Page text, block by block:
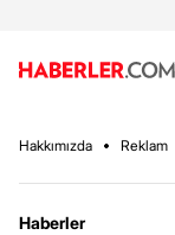
Hakkımızda Reklam
Haberler